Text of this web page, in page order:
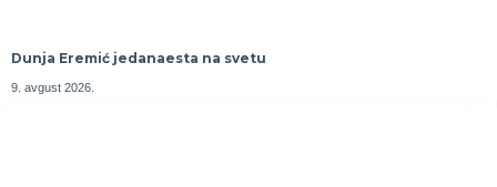
Dunja Eremić jedanaesta na svetu
9. avgust 2026.